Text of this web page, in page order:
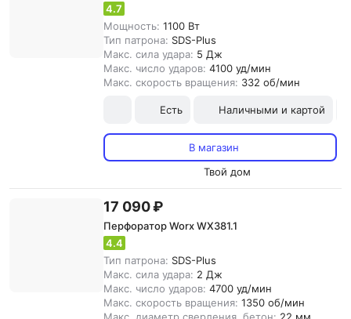
4.7
Мощность: 1100 Вт
Тип патрона: SDS-Plus
Макс. сила удара: 5 Дж
Макс. число ударов: 4100 уд/мин
Макс. скорость вращения: 332 об/мин
Есть Наличными и картой
В магазин
Твой дом
17 090 ₽
Перфоратор Worx WX381.1
4.4
Тип патрона: SDS-Plus
Макс. сила удара: 2 Дж
Макс. число ударов: 4700 уд/мин
Макс. скорость вращения: 1350 об/мин